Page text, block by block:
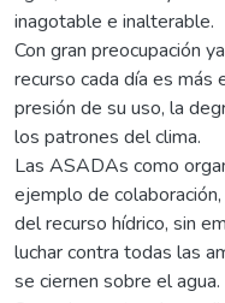
inagotable e inalterable.
Con gran preocupación
recurso cada día es más
presión de su uso, la
los patrones del clima.
Las ASADAs como
ejemplo de
del recurso hídrico, sin
luchar contra todas las
se ciernen sobre el agua.